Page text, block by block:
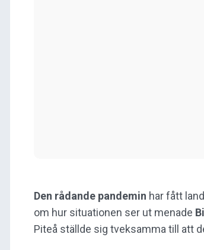
Den rådande pandemin har fått
om hur situationen ser ut menade
Piteå ställde sig tveksamma till att